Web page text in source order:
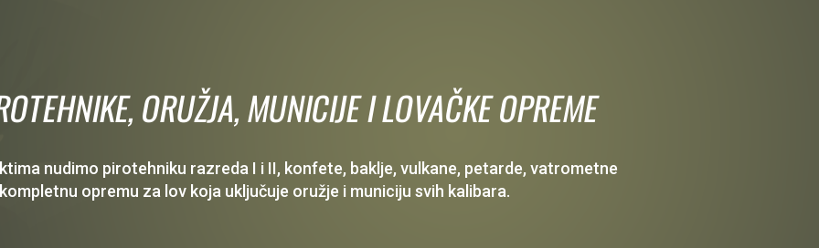
ORUŽJA, MUNICIJE I LOVAČKE OPREME
nudimo pirotehniku razreda I i II, konfete, baklje, vulkane, petarde, vatrometne
opremu za lov koja uključuje oružje i municiju svih kalibara.